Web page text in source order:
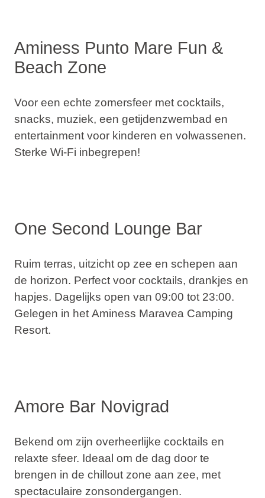
Aminess Punto Mare Fun &
Beach Zone
Voor een echte zomersfeer met cocktails,
snacks, muziek, een getijdenzwembad en
entertainment voor kinderen en volwassenen.
Sterke Wi-Fi inbegrepen!
One Second Lounge Bar
Ruim terras, uitzicht op zee en schepen aan
de horizon. Perfect voor cocktails, drankjes en
hapjes. Dagelijks open van 09:00 tot 23:00.
Gelegen in het Aminess Maravea Camping
Resort.
Amore Bar Novigrad
Bekend om zijn overheerlijke cocktails en
relaxte sfeer. Ideaal om de dag door te
brengen in de chillout zone aan zee, met
spectaculaire zonsondergangen.